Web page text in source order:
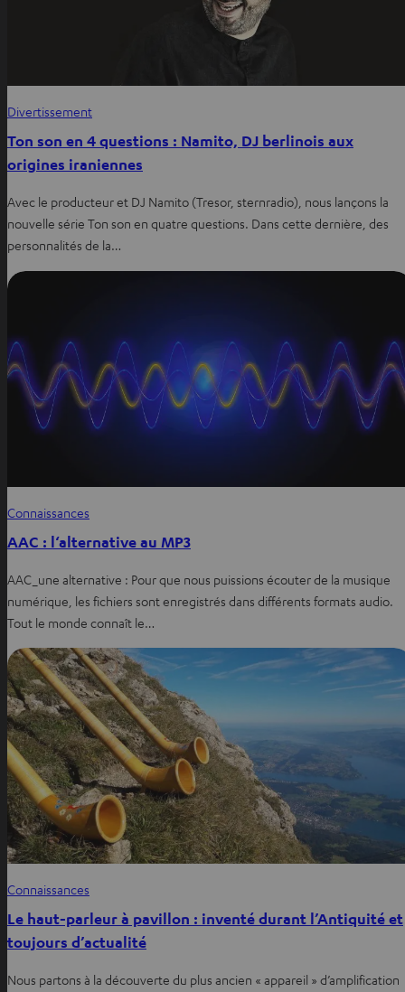
Divertissement
Ton son en 4 questions : Namito, DJ berlinois aux
origines iraniennes
Avec le producteur et DJ Namito (Tresor, sternradio), nous lançons la
nouvelle série Ton son en quatre questions. Dans cette dernière, des
personnalités de la…
Connaissances
AAC : l‘alternative au MP3
AAC_une alternative : Pour que nous puissions écouter de la musique
numérique, les fichiers sont enregistrés dans différents formats audio.
Tout le monde connaît le…
Connaissances
Le haut-parleur à pavillon : inventé durant l’Antiquité et
toujours d’actualité
Nous partons à la découverte du plus ancien « appareil » d’amplification